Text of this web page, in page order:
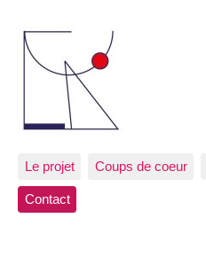
Le projet Coups de coeur
Contact